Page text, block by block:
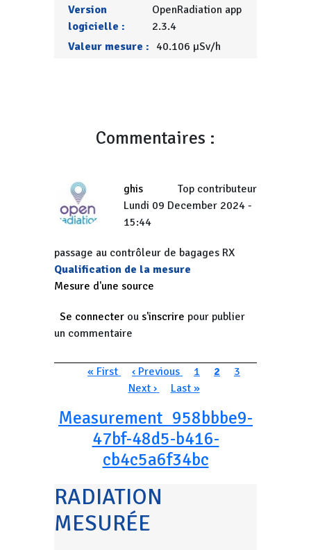
Version
logicielle :
OpenRadiation app
2.3.4
Valeur mesure : 40.106 µSv/h
Commentaires :
ghis
Top contributeur
Lundi 09 December 2024 -
15:44
passage au contrôleur de bagages RX
Qualification de la mesure
Mesure d'une source
Se connecter ou s'inscrire pour publier
un commentaire
Pagination
Première page
« First Page précédente
‹ Previous Page
1 Page courante
2 Page
3
Next ›
Dernière page
Last »
Measurement_958bbbe9-
47bf-48d5-b416-
cb4c5a6f34bc
RADIATION
MESURÉE